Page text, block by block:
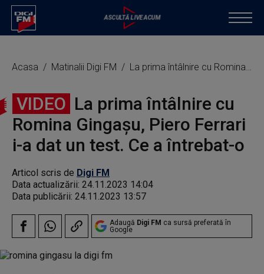
Acasa Matinalii Digi FM La prima întâlnire cu Romina Gingașu, Piero Ferrari i-a dat un test. Ce a întrebat-o
VIDEO La prima întâlnire cu
Romina Gingașu, Piero Ferrari
i-a dat un test. Ce a întrebat-o
Articol scris de Digi FM
Data actualizării: 24.11.2023 14:04
Data publicării: 24.11.2023 13:57
Adaugă Digi FM ca sursă preferată în
Google